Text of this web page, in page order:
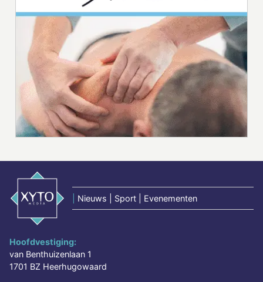
Nieuws | Sport | Evenementen
Hoofdvestiging:
van Benthuizenlaan 1
1701 BZ Heerhugowaard